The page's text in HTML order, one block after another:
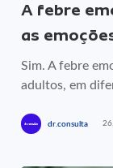
A febre
as
Sim. A febre
adultos, em
dr.consulta